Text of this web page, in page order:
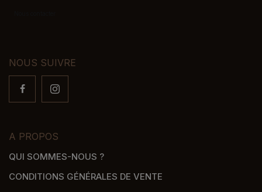
NOUS SUIVRE
A PROPOS
QUI SOMMES-NOUS ?
CONDITIONS GÉNÉRALES DE VENTE